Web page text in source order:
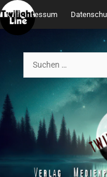
Zum
Inhalt
springen
Impressum
nach: